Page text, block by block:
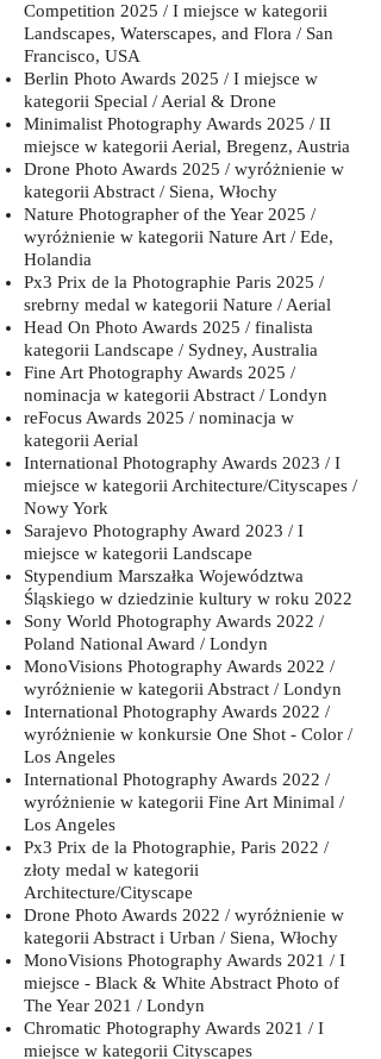
Competition 2025 / I miejsce w kategorii
Landscapes, Waterscapes, and Flora / San
Francisco, USA
Berlin Photo Awards 2025 / I miejsce w
kategorii Special / Aerial & Drone
Minimalist Photography Awards 2025 / II
miejsce w kategorii Aerial, Bregenz, Austria
Drone Photo Awards 2025 / wyróżnienie w
kategorii Abstract / Siena, Włochy
Nature Photographer of the Year 2025 /
wyróżnienie w kategorii Nature Art / Ede,
Holandia
Px3 Prix de la Photographie Paris 2025 /
srebrny medal w kategorii Nature / Aerial
Head On Photo Awards 2025 / finalista
kategorii Landscape / Sydney, Australia
Fine Art Photography Awards 2025 /
nominacja w kategorii Abstract / Londyn
reFocus Awards 2025 / nominacja w
kategorii Aerial
International Photography Awards 2023 / I
miejsce w kategorii Architecture/Cityscapes /
Nowy York
Sarajevo Photography Award 2023 / I
miejsce w kategorii Landscape
Stypendium Marszałka Województwa
Śląskiego w dziedzinie kultury w roku 2022
Sony World Photography Awards 2022 /
Poland National Award / Londyn
MonoVisions Photography Awards 2022 /
wyróżnienie w kategorii Abstract / Londyn
International Photography Awards 2022 /
wyróżnienie w konkursie One Shot - Color /
Los Angeles
International Photography Awards 2022 /
wyróżnienie w kategorii Fine Art Minimal /
Los Angeles
Px3 Prix de la Photographie, Paris 2022 /
złoty medal w kategorii
Architecture/Cityscape
Drone Photo Awards 2022 / wyróżnienie w
kategorii Abstract i Urban / Siena, Włochy
MonoVisions Photography Awards 2021 / I
miejsce - Black & White Abstract Photo of
The Year 2021 / Londyn
Chromatic Photography Awards 2021 / I
miejsce w kategorii Cityscapes